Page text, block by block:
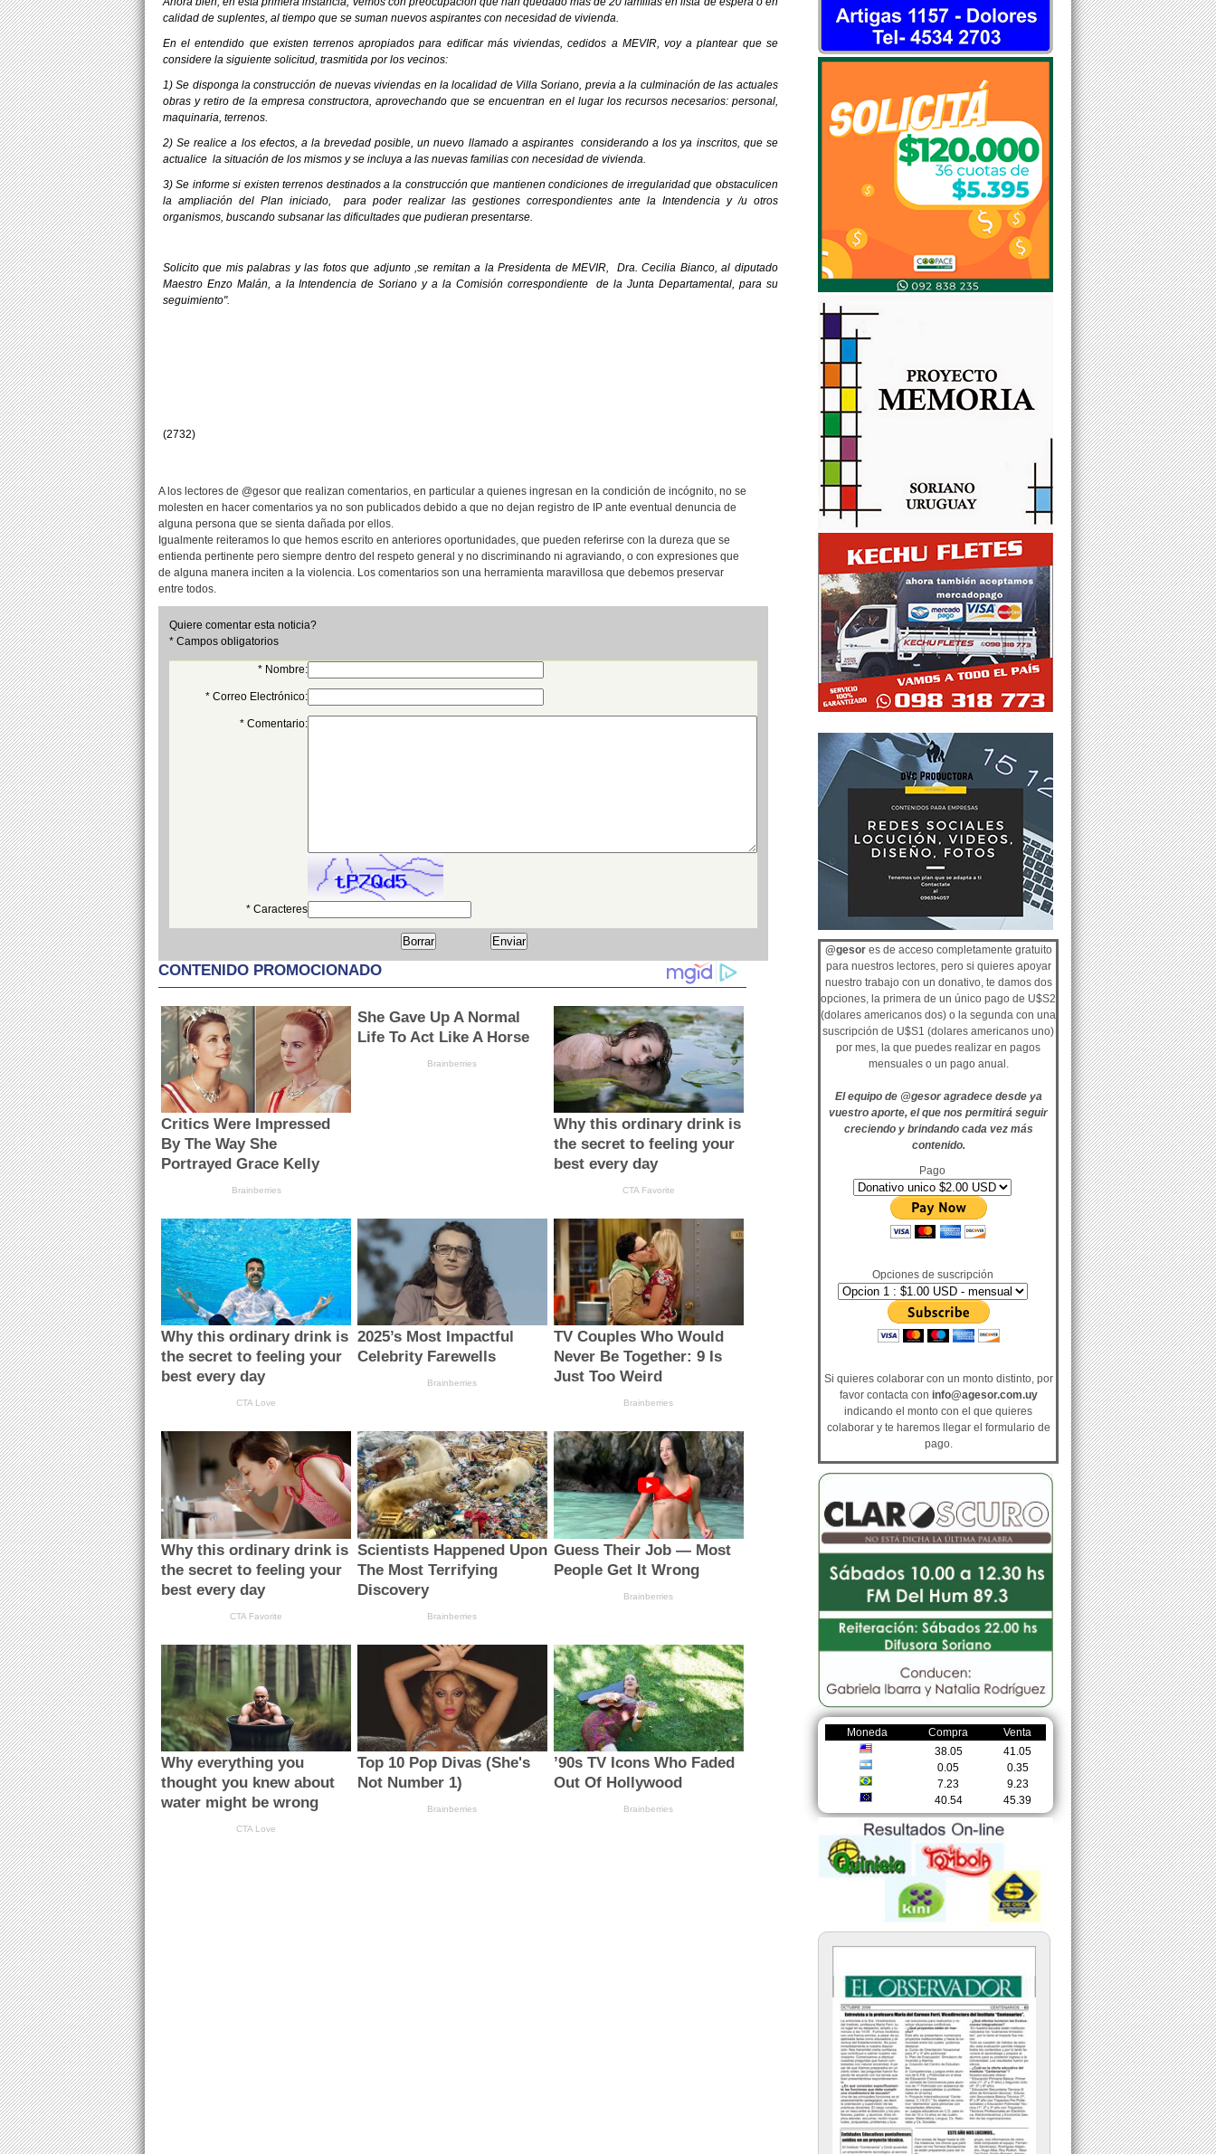
@gesores de acceso completamente gratuito
para nuestros lectores, pero si quieres apoyar
nuestro trabajo con un donativo, te damos dos
opciones, la primera de un único pago de U$S2
(dolares americanos dos) o la segunda con una
suscripción de U$S1 (dolares americanos uno)
por mes, la que puedes realizar en pagos
mensuales o un pago anual.
El equipo de @gesor agradece desde ya
vuestro aporte, el que nos permitirá seguir
creciendo y brindando cada vez más
contenido.
Pago
Opciones de suscripción
Si quieres colaborar con un monto distinto, por
favor contacta con info@agesor.com.uy
indicando el monto con el que quieres
colaborar y te haremos llegar el formulario de
pago.
Moneda Compra
Venta
38.05
41.05
0.05
0.35
7.23
9.23
40.54
45.39
calidad de suplentes, al tiempo que se suman nuevos aspirantes con necesidad de vivienda.
En el entendido que existen terrenos apropiados para edificar más viviendas, cedidos a MEVIR, voy a plantear que se
considere la siguiente solicitud, trasmitida por los vecinos:
1) Se disponga la construcción de nuevas viviendas en la localidad de Villa Soriano, previa a la culminación de las actuales
obras y retiro de la empresa constructora, aprovechando que se encuentran en el lugar los recursos necesarios: personal,
maquinaria, terrenos.
2) Se realice a los efectos, a la brevedad posible, un nuevo llamado a aspirantes considerando a los ya inscritos, que se
actualice la situación de los mismos y se incluya a las nuevas familias con necesidad de vivienda.
3) Se informe si existen terrenos destinados a la construcción que mantienen condiciones de irregularidad que obstaculicen
la ampliación del Plan iniciado, para poder realizar las gestiones correspondientes ante la Intendencia y /u otros
organismos, buscando subsanar las dificultades que pudieran presentarse.
Solicito que mis palabras y las fotos que adjunto ,se remitan a la Presidenta de MEVIR, Dra. Cecilia Bianco, al diputado
Maestro Enzo Malán, a la Intendencia de Soriano y a la Comisión correspondiente de la Junta Departamental, para su
seguimiento".
(2732)
A los lectores de @gesor que realizan comentarios, en particular a quienes ingresan en la condición de incógnito, no se
molesten en hacer comentarios ya no son publicados debido a que no dejan registro de IP ante eventual denuncia de
alguna persona que se sienta dañada por ellos.
Igualmente reiteramos lo que hemos escrito en anteriores oportunidades, que pueden referirse con la dureza que se
entienda pertinente pero siempre dentro del respeto general y no discriminando ni agraviando, o con expresiones que
de alguna manera inciten a la violencia. Los comentarios son una herramienta maravillosa que debemos preservar
entre todos.
Quiere comentar esta noticia?
* Campos obligatorios
* Nombre:
* Correo Electrónico:
* Comentario:
* Caracteres